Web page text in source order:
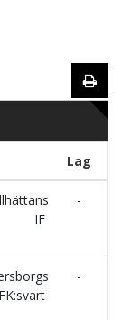
Lag
IF
-
FK:svart
-